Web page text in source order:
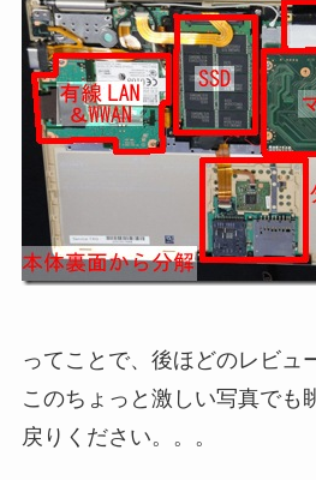
ってことで、後ほどのレビュ
このちょっと激しい写真でも
戻りください。。。